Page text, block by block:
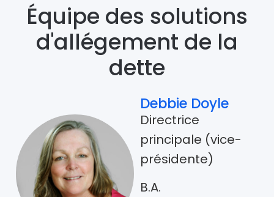
Équipe des solutions
d'allégement de la
dette
Debbie Doyle
Directrice
principale (vice-
présidente)
B.A.